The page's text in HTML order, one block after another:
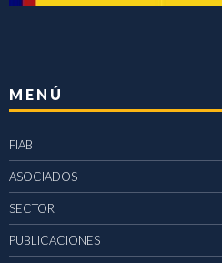
MENÚ
FIAB
ASOCIADOS
SECTOR
PUBLICACIONES